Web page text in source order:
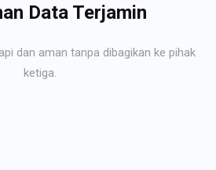
Data Terjamin
dan aman tanpa dibagikan ke pihak
ketiga.